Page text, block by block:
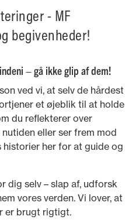
- MF
begivenheder!
– gå ikke glip af dem!
ved vi, at selv de hårdest
et øjeblik til at holde
du reflekterer over
eller ser frem mod
historier her for at guide og
dig selv – slap af, udforsk
vores verden. Vi lover, at
er brugt rigtigt.